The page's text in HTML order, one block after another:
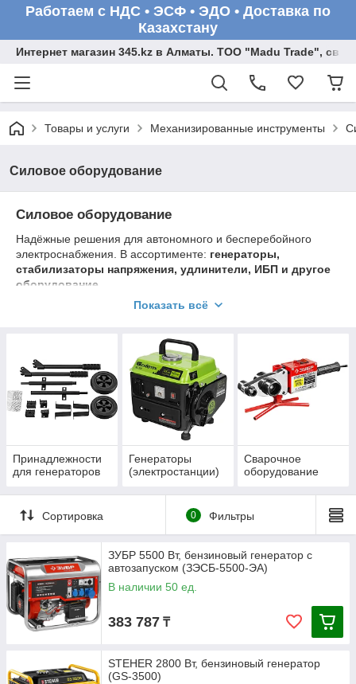
Работаем с НДС • ЭСФ • ЭДО • Доставка по
Казахстану
Интернет магазин 345.kz в Алматы. ТОО "Madu Trade",
Товары и услуги Механизированные инструменты
Силовое оборудование
Силовое оборудование
Надёжные решения для автономного и бесперебойного
электроснабжения. В ассортименте: генераторы,
стабилизаторы напряжения, удлинители, ИБП и другое
оборудование
: мощность, надёжность, защита техники от
Силовое оборудование — для стабильной работы дома, на
стройке или на даче.
Показать всё
Принадлежности
для генераторов
Генераторы
(электростанции)
Сварочное
оборудование
Сортировка 0 Фильтры
ЗУБР 5500 Вт, бензиновый генератор с
автозапуском (ЗЭСБ-5500-ЭА)
В наличии 50 ед.
383 787 ₸
STEHER 2800 Вт, бензиновый генератор
(GS-3500)